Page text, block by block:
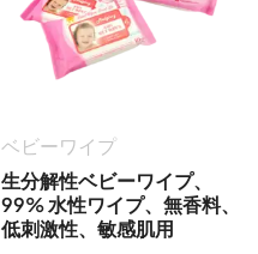
ベビーワイプ
生分解性ベビーワイプ、
99% 水性ワイプ、無香料、
低刺激性、敏感肌用